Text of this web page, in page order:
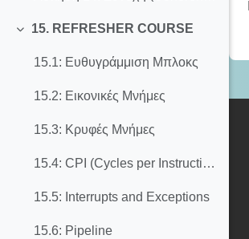
Collapse
15. REFRESHER COURSE
15.1: Ευθυγράμμιση Μπλοκς
15.2: Εικονικές Μνήμες
15.3: Κρυφές Μνήμες
15.4: CPI (Cycles per Instruction)
15.5: Interrupts and Exceptions
15.6: Pipeline